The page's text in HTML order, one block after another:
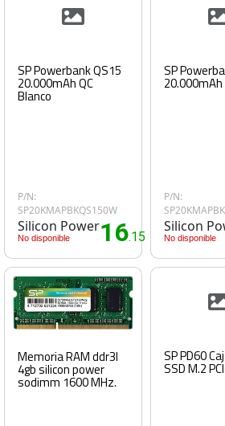
SP Powerbank QS15
20.000mAh QC
Blanco
P/N:
SP20KMAPBKQS150W
Silicon Power
No disponible 16.15€
SP
20.000mAh
P/N:
Silicon
No disponible
Memoria RAM ddr3l
4gb silicon power
sodimm 1600 MHz.
SP PD60 Caja externa
SSD M.2